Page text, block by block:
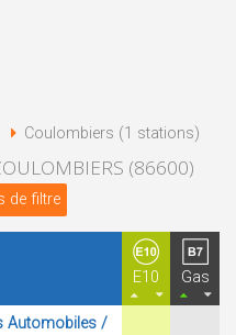
Coulombiers (1 stations)
(86600)
de filtre
E10 Gas
Automobiles /